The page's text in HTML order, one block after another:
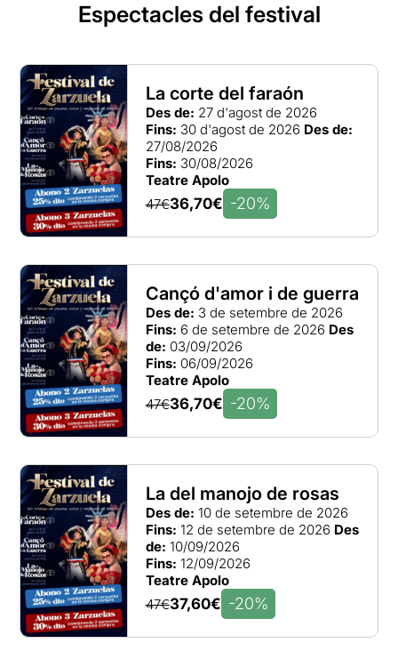
Espectacles del festival
La corte del faraón
Des de: 27 d'agost de 2026
Fins: 30 d'agost de 2026 Des de:
27/08/2026
Fins: 30/08/2026
Teatre Apolo
47€36,70€ -20%
Cançó d'amor i de guerra
Des de: 3 de setembre de 2026
Fins: 6 de setembre de 2026 Des
de: 03/09/2026
Fins: 06/09/2026
Teatre Apolo
47€36,70€ -20%
La del manojo de rosas
Des de: 10 de setembre de 2026
Fins: 12 de setembre de 2026 Des
de: 10/09/2026
Fins: 12/09/2026
Teatre Apolo
47€37,60€ -20%